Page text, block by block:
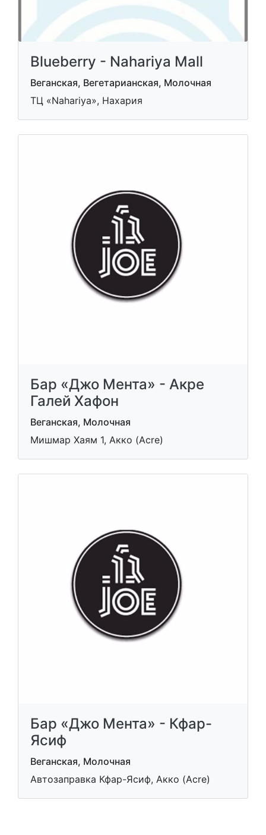
Blueberry - Nahariya Mall
Веганская, Вегетарианская, Молочная
ТЦ «Nahariya», Нахария
Бар «Джо Мента» - Акре
Галей Хафон
Веганская, Молочная
Мишмар Хаям 1, Акко (Acre)
Бар «Джо Мента» - Кфар-
Ясиф
Веганская, Молочная
Автозаправка Кфар-Ясиф, Акко (Acre)